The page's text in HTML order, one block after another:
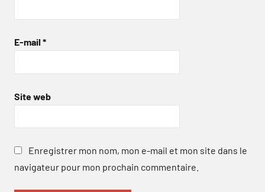
E-mail *
Site web
Enregistrer mon nom, mon e-mail et mon site dans le
navigateur pour mon prochain commentaire.